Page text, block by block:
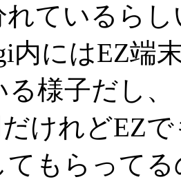
れているら
内にはEZ端
様子だし、
だけれどEZ
てもらって